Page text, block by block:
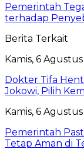
Pemerintah
terhadap
Berita Terkait
Kamis, 6
Dokter Tifa
Jokowi, Pilih
Kamis, 6
Pemerintah
Tetap Aman di